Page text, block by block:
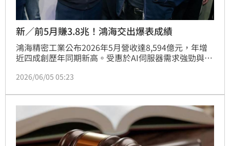
新／前5月賺3.8兆！鴻海交出爆表成績
鴻海精密工業公布2026年5月營收達8,594億元，年增
近四成創歷年同期新高。受惠於AI伺服器需求強勁與雲
優於市場預期。儘管電子產業進入傳統淡季，鴻海四大
帶動整體營運展現「淡季不淡」的爆發力。展望第二
季，鴻海營運預計將優於原先預期，持續在AI浪潮中穩
健成長，展現強大競爭優勢。
2026/06/05 05:23